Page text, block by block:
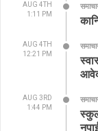
AUG 4TH
1:11 PM
AUG 4TH
12:21 PM
AUG 3RD
1:44 PM